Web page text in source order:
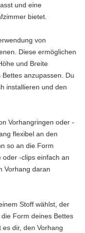
und eine
bietet.
von
Diese ermöglichen
und Breite
anzupassen. Du
installieren und den
Vorhangringen oder -
flexibel an den
so an die Form
oder -clips einfach an
Vorhang daran
Stoff wählst, der
Form deines Bettes
dir, den Vorhang